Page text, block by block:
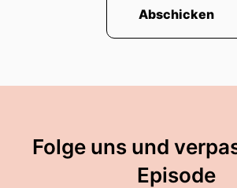
Abschicken
Folge uns und
Episode